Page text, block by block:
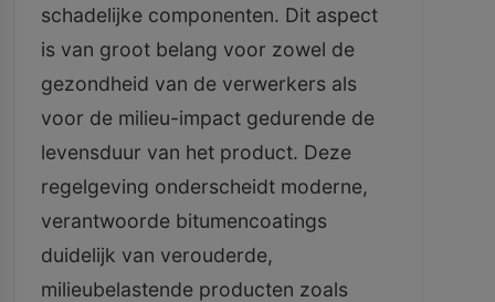
schadelijke componenten. Dit aspect
is van groot belang voor zowel de
gezondheid van de verwerkers als
voor de milieu-impact gedurende de
levensduur van het product. Deze
regelgeving onderscheidt moderne,
verantwoorde bitumencoatings
duidelijk van verouderde,
milieubelastende producten zoals